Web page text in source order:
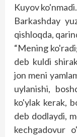
Kuyov ko'nmadi.
Barkashday
qishloqda,
“Mening
deb kuldi
jon meni
uylanishi,
ko'ylak kerak,
deb dodlaydi,
kechgadovur